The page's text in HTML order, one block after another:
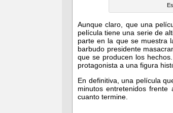
Aunque claro, que una
película tiene una serie de
parte en la que se muestra
barbudo presidente
que se producen los
protagonista a una figura
En definitiva, una película
minutos entretenidos
cuanto termine.